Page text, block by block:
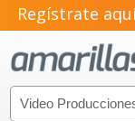
Regístrate